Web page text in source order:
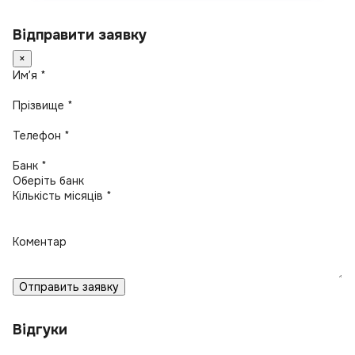
Відправити заявку
×
Имʼя *
Прізвище *
Телефон *
Банк *
Кількість місяців *
Коментар
Отправить заявку
Відгуки